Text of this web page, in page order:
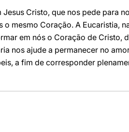
Cristo, que nos pede para
o mesmo Coração. A Eucaristia,
em nós o Coração de Cristo,
nos ajude a permanecer no
a fim de corresponder